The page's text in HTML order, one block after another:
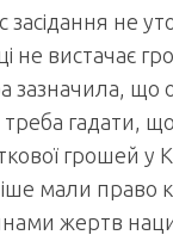
не
не вистачає
зазначила, що
треба гадати,
грошей у
мали право
жертв